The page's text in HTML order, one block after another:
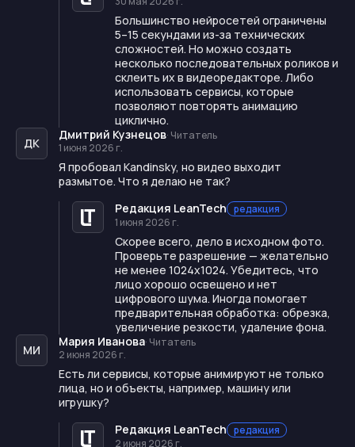
Большинство нейросетей ограничены
5–15 секундами из-за технических
сложностей. Но можно создать
несколько последовательных роликов и
склеить их в видеоредакторе. Либо
использовать сервисы, которые
позволяют повторять анимацию
циклично.
ДК
Дмитрий Кузнецов· Читатель
1 июня 2026 г.
Я пробовал Kandinsky, но видео выходит
размытое. Что я делаю не так?
Редакция LeanTech редакция
1 июня 2026 г.
Скорее всего, дело в исходном фото.
Проверьте разрешение — желательно
не менее 1024x1024. Убедитесь, что
лицо хорошо освещено и нет
цифрового шума. Иногда помогает
предварительная обработка: обрезка,
увеличение резкости, удаление фона.
МИ
Мария Иванова· Читатель
2 июня 2026 г.
Есть ли сервисы, которые анимируют не только
лица, но и объекты, например, машину или
игрушку?
Редакция LeanTech редакция
2 июня 2026 г.